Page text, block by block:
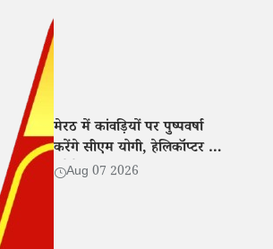
मेरठ में कांवड़ियों पर पुष्पवर्षा
करेंगे सीएम योगी, हेलिकॉप्टर से
करेंगे यात्रा मार्ग का हवाई
Aug 07 2026